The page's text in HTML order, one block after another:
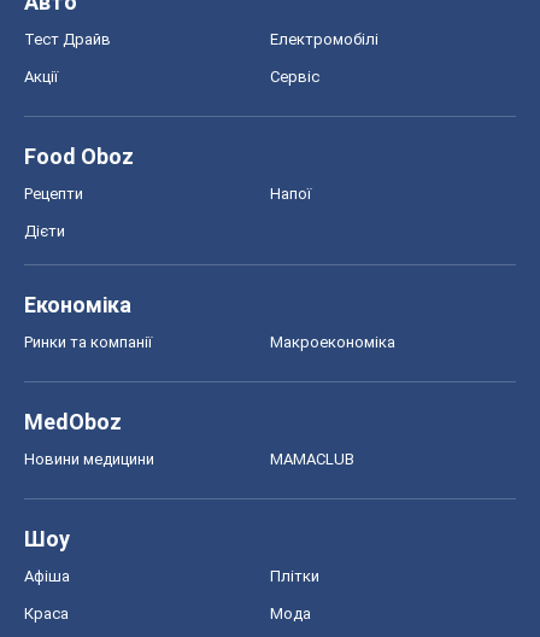
Тест Драйв Електромобілі
Акції Сервіс
Food Oboz
Рецепти Напої
Дієти
Економіка
Ринки та компанії Макроекономіка
MedOboz
Новини медицини MAMACLUB
Шоу
Афіша Плітки
Краса Мода